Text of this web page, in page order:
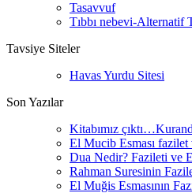
Tasavvuf
Tıbbı nebevi-Alternatif
Tavsiye Siteler
Havas Yurdu Sitesi
Son Yazılar
Kitabımız
El Mucib Esması fazilet
Dua Nedir? Fazileti ve
Rahman Suresinin
El Muğis Esmasının